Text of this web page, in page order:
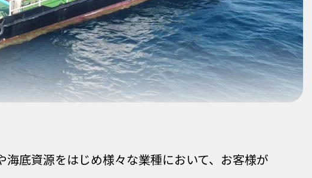
海底資源をはじめ様々な業種において、お客様が